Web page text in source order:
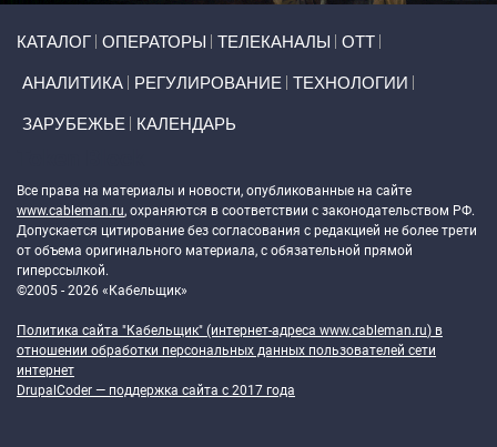
КАТАЛОГ ОПЕРАТОРЫ ТЕЛЕКАНАЛЫ ОТТ
АНАЛИТИКА РЕГУЛИРОВАНИЕ ТЕХНОЛОГИИ
ЗАРУБЕЖЬЕ КАЛЕНДАРЬ
Все права на материалы и новости, опубликованные на сайте
www.cableman.ru, охраняются в соответствии с законодательством РФ.
Допускается цитирование без согласования с редакцией не более трети
от объема оригинального материала, с обязательной прямой
гиперссылкой.
©2005 - 2026 «Кабельщик»
Политика сайта "Кабельщик" (интернет-адреса www.cableman.ru) в
отношении обработки персональных данных пользователей сети
интернет
DrupalCoder — поддержка сайта c 2017 года